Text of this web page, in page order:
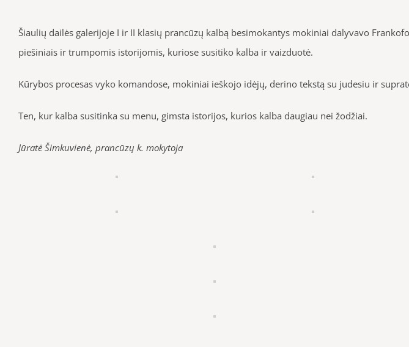
Šiaulių dailės galerijoje I ir II klasių prancūzų kalbą besimokantys mokiniai dalyvavo
piešiniais ir trumpomis istorijomis, kuriose susitiko kalba ir vaizduotė.
Kūrybos procesas vyko komandose, mokiniai ieškojo idėjų, derino tekstą su judesiu ir
Ten, kur kalba susitinka su menu, gimsta istorijos, kurios kalba daugiau nei žodžiai.
Jūratė Šimkuvienė, prancūzų k. mokytoja